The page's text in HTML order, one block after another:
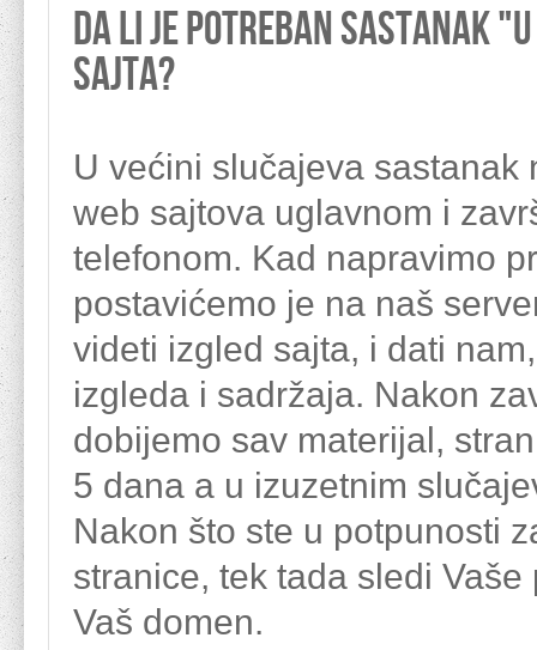
Da li je potreban sastanak
sajta?
U većini slučajeva
web sajtova uglavnom i
telefonom. Kad napravimo
postavićemo je na naš
videti izgled sajta, i dati
izgleda i sadržaja. Nakon
dobijemo sav materijal,
5 dana a u izuzetnim
Nakon što ste u potpunosti
stranice, tek tada sledi
Vaš domen.